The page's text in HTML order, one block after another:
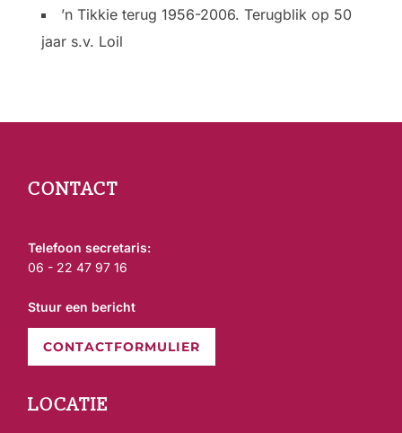
’n Tikkie terug 1956-2006. Terugblik op 50
jaar s.v. Loil
CONTACT
Telefoon secretaris:
06 - 22 47 97 16
Stuur een bericht
CONTACTFORMULIER
LOCATIE